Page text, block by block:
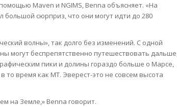
Maven и NGIMS, Benna объясняет. «На
сюрприз, что они могут идти до 280
волны», так долго без изменений. С одной
могут беспрепятственно путешествовать
пики и долины гораздо больше о Марсе,
то время как МТ. Эверест-это не совсем высота
на Земле,» Benna говорит.